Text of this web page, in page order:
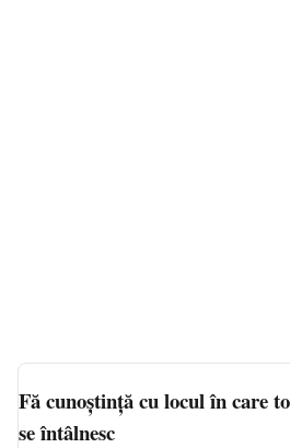
Fă cunoștință cu locul în care
se întâlnesc